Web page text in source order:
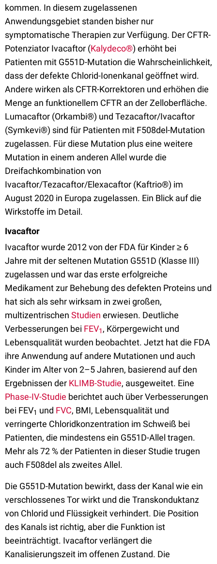
kommen. In diesem zugelassenen
Anwendungsgebiet standen bisher nur
symptomatische Therapien zur Verfügung. Der CFTR-
Potenziator Ivacaftor (Kalydeco®) erhöht bei
Patienten mit G551D-Mutation die Wahrscheinlichkeit,
dass der defekte Chlorid-Ionenkanal geöffnet wird.
Andere wirken als CFTR-Korrektoren und erhöhen die
Menge an funktionellem CFTR an der Zelloberfläche.
Lumacaftor (Orkambi®) und Tezacaftor/Ivacaftor
(Symkevi®) sind für Patienten mit F508del-Mutation
zugelassen. Für diese Mutation plus eine weitere
Mutation in einem anderen Allel wurde die
Dreifachkombination von
Ivacaftor/Tezacaftor/Elexacaftor (Kaftrio®) im
August 2020 in Europa zugelassen. Ein Blick auf die
Wirkstoffe im Detail.
Ivacaftor
Ivacaftor wurde 2012 von der FDA für Kinder ≥ 6
Jahre mit der seltenen Mutation G551D (Klasse III)
zugelassen und war das erste erfolgreiche
Medikament zur Behebung des defekten Proteins und
hat sich als sehr wirksam in zwei großen,
multizentrischen Studien erwiesen. Deutliche
Verbesserungen bei FEV1 , Körpergewicht und
Lebensqualität wurden beobachtet. Jetzt hat die FDA
ihre Anwendung auf andere Mutationen und auch
Kinder im Alter von 2–5 Jahren, basierend auf den
Ergebnissen der KLIMB-Studie, ausgeweitet. Eine
Phase-IV-Studie berichtet auch über Verbesserungen
bei FEV1 und FVC, BMI, Lebensqualität und
verringerte Chloridkonzentration im Schweiß bei
Patienten, die mindestens ein G551D-Allel tragen.
Mehr als 72 % der Patienten in dieser Studie trugen
auch F508del als zweites Allel.
Die G551D-Mutation bewirkt, dass der Kanal wie ein
verschlossenes Tor wirkt und die Transkonduktanz
von Chlorid und Flüssigkeit verhindert. Die Position
des Kanals ist richtig, aber die Funktion ist
beeinträchtigt. Ivacaftor verlängert die
Kanalisierungszeit im offenen Zustand. Die